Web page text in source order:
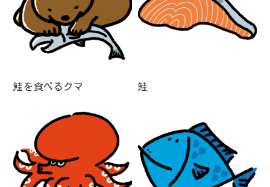
鮭を食べるクマ 鮭